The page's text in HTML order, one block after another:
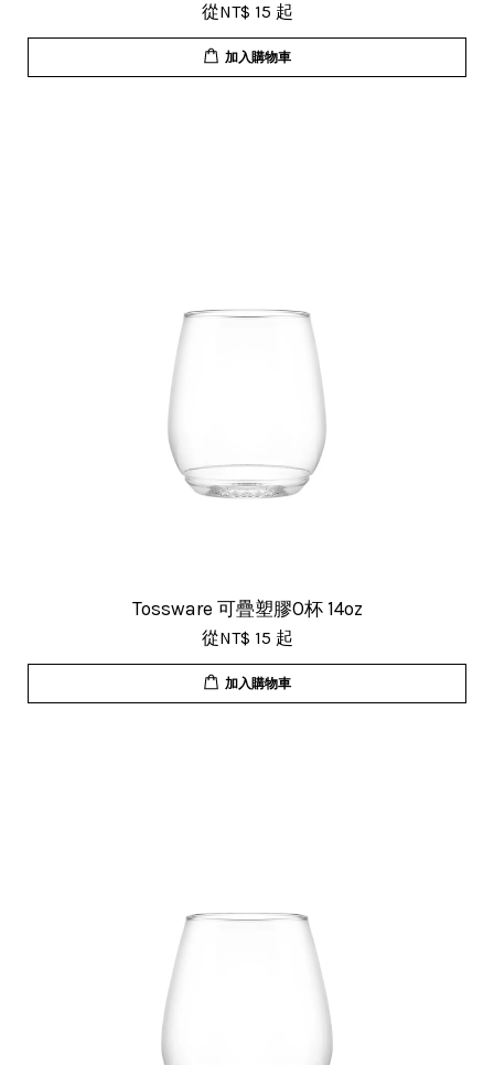
從NT$ 15 起
加入購物車
Tossware 可疊塑膠O杯 14oz
從NT$ 15 起
加入購物車